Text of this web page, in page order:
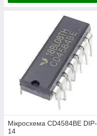
Мікросхема CD4584BE DIP-
14